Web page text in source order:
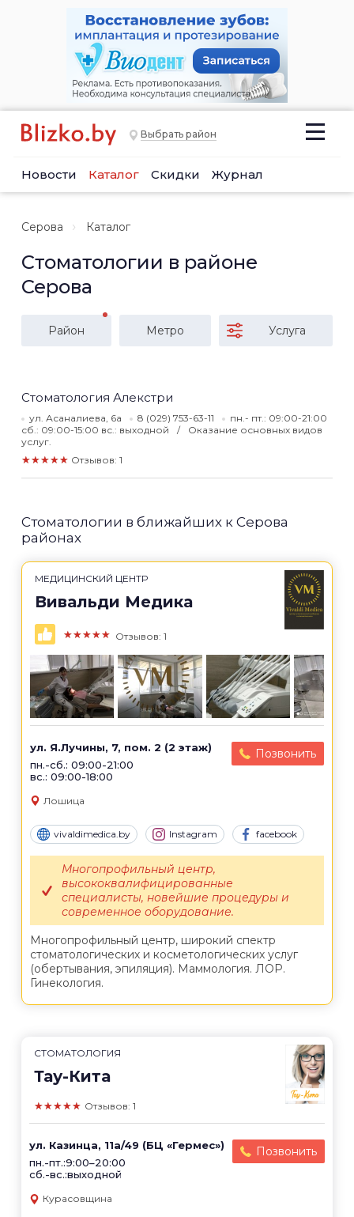
Выбрать район
Новости Каталог Скидки Журнал
Серова Каталог
Стоматологии в районе
Серова
Район Метро Услуга
Стоматология Алекстри
ул. Асаналиева, 6а 8 (029) 753-63-11
пн.- пт.: 09:00-21:00
сб.: 09:00-15:00 вс.: выходной
Оказание основных видов
услуг.
★★★★★ Отзывов: 1
Стоматологии в ближайших к Серова
районах
МЕДИЦИНСКИЙ ЦЕНТР
Вивальди Медика
★★★★★ Отзывов: 1
ул. Я.Лучины, 7, пом. 2 (2 этаж)
пн.-сб.: 09:00-21:00
вс.: 09:00-18:00
Позвонить
Лошица
vivaldimedica.by Instagram facebook
Многопрофильный центр, широкий спектр
стоматологических и косметологических услуг
(обертывания, эпиляция). Маммология. ЛОР.
Гинекология.
Многопрофильный центр,
высококвалифицированные
специалисты, новейшие процедуры и
современное оборудование.
СТОМАТОЛОГИЯ
Тау-Кита
★★★★★ Отзывов: 1
ул. Казинца, 11а/49 (БЦ «Гермес»)
пн.-пт.:9:00–20:00
сб.-вс.:выходной
Позвонить
Курасовщина